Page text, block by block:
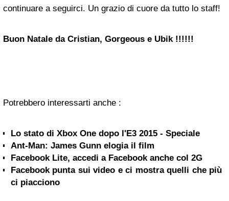
continuare a seguirci. Un grazio di cuore da tutto lo staff!
Buon Natale da Cristian, Gorgeous e Ubik !!!!!!
Potrebbero interessarti anche :
Lo stato di Xbox One dopo l'E3 2015 - Speciale
Ant-Man: James Gunn elogia il film
Facebook Lite, accedi a Facebook anche col 2G
Facebook punta sui video e ci mostra quelli che più
ci piacciono